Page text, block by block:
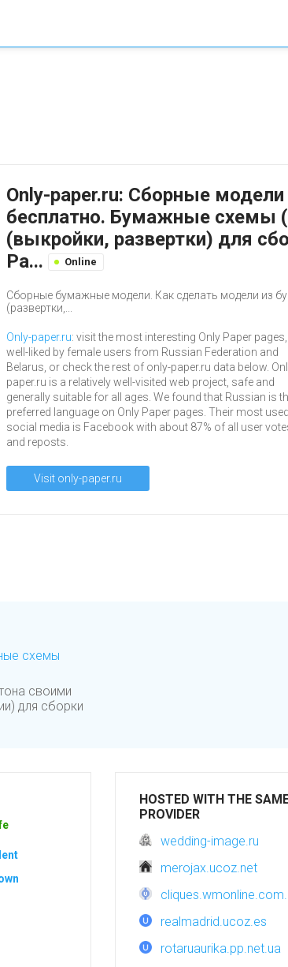
Only-paper.ru: Сборные модели
бесплатно. Бумажные схемы
(выкройки, развертки) для
Pa...
Online
Сборные бумажные модели. Как сделать модели из
(развертки,...
Only-paper.ru: visit the most interesting Only Paper pages,
well-liked by female users from Russian Federation and
Belarus, or check the rest of only-paper.ru data below.
paper.ru is a relatively well-visited web project, safe and
generally suitable for all ages. We found that Russian is
preferred language on Only Paper pages. Their most used
social media is Facebook with about 87% of all user
and reposts.
Visit only-paper.ru
схемы
своими
для сборки
HOSTED WITH THE
PROVIDER
wedding-image.ru
merojax.ucoz.net
realmadrid.ucoz.es
rotaruaurika.pp.net.ua